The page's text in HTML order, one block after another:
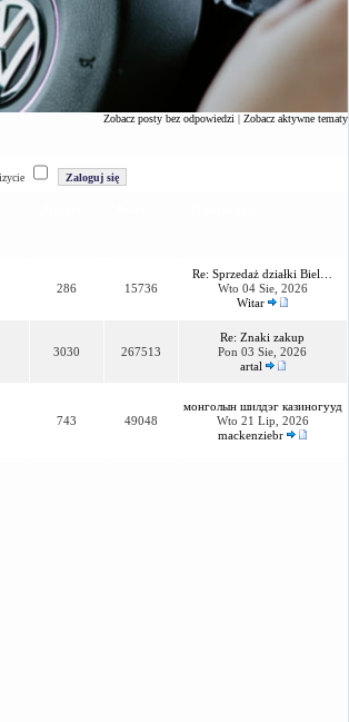
Zobacz posty bez odpowiedzi | Zobacz aktywne tematy
286 15736
Re: Sprzedaż działki Biel…
Wto 04 Sie, 2026
Witar
3030 267513
Re: Znaki zakup
Pon 03 Sie, 2026
artal
743 49048
монголын шилдэг казиногууд
Wto 21 Lip, 2026
mackenziebr